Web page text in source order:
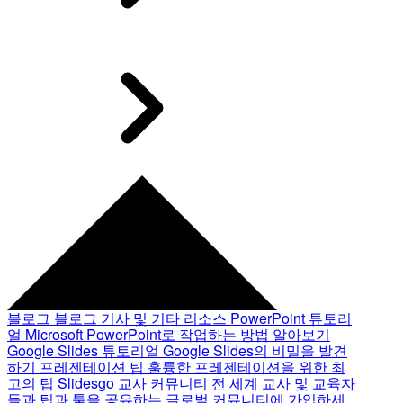
블로그 블로그 기사 및 기타 리소스 PowerPoint 튜토리
얼 Microsoft PowerPoint로 작업하는 방법 알아보기
Google Slides 튜토리얼 Google Slides의 비밀을 발견
하기 프레젠테이션 팁 훌륭한 프레젠테이션을 위한 최
고의 팁 Slidesgo 교사 커뮤니티 전 세계 교사 및 교육자